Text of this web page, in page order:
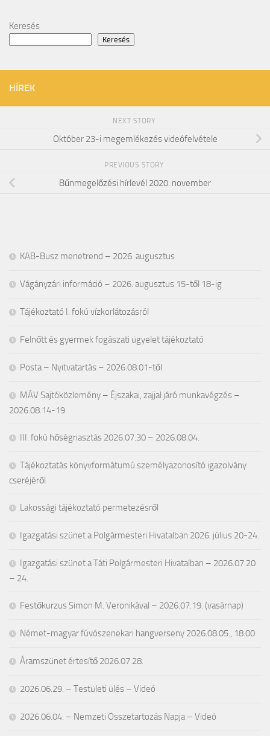
Keresés
Keresés
HÍREK
NEXT STORY
Október 23-i megemlékezés videófelvétele
PREVIOUS STORY
Bűnmegelőzési hírlevél 2020. november
KAB-Busz menetrend – 2026. augusztus
Vágányzári információ – 2026. augusztus 15-től 18-ig
Tájékoztató I. fokú vízkorlátozásról
Felnőtt és gyermek fogászati ügyelet tájékoztató
Posta – Nyitvatartás – 2026.08.01-től
MÁV Sajtóközlemény – Éjszakai, zajjal járó munkavégzés –
2026.08.14-19.
III. fokú hőségriasztás 2026.07.30 – 2026.08.04.
Tájékoztatás könyvformátumú személyazonosító igazolvány
cseréjéről
Lakossági tájékoztató permetezésről
Igazgatási szünet a Polgármesteri Hivatalban 2026. július 20-24.
Igazgatási szünet a Táti Polgármesteri Hivatalban – 2026.07.20
– 24.
Festőkurzus Simon M. Veronikával – 2026.07.19. (vasárnap)
Német-magyar fúvószenekari hangverseny 2026.08.05., 18.00
Áramszünet értesítő 2026.07.28.
2026.06.29. – Testületi ülés – Videó
2026.06.04. – Nemzeti Összetartozás Napja – Videó